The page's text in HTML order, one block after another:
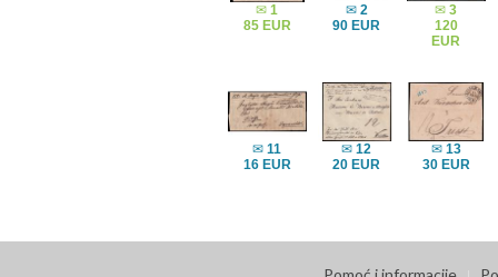
✉1
85 EUR
✉ 2
90 EUR
✉3
120
EUR
✉11
16 EUR
✉12
20 EUR
✉ 13
30 EUR